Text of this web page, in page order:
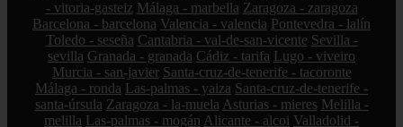
- vitoria-gasteiz Málaga - marbella Zaragoza - zaragoza
Barcelona - barcelona Valencia - valencia Pontevedra - lalín
Toledo - seseña Cantabria - val-de-san-vicente Sevilla -
sevilla Granada - granada Cádiz - tarifa Lugo - viveiro
Murcia - san-javier Santa-cruz-de-tenerife - tacoronte
Málaga - ronda Las-palmas - yaiza Santa-cruz-de-tenerife -
santa-úrsula Zaragoza - la-muela Asturias - mieres Melilla -
melilla Las-palmas - mogán Alicante - alcoi Valladolid -